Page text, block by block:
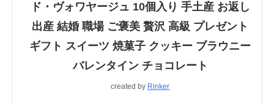
ド・ヴォワヤージュ 10個入り 手土産 お返し
出産 結婚 職場 ご褒美 贅沢 高級 プレゼント
ギフト スイーツ 焼菓子 クッキー ブラウニー
バレンタイン チョコレート
created by Rinker